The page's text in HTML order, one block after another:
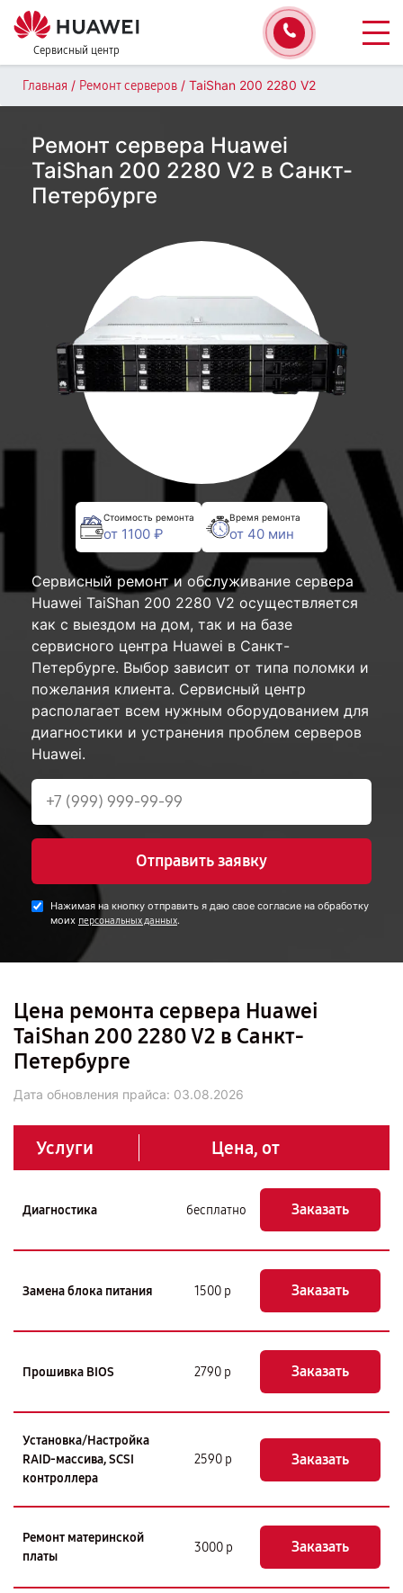
Сервисный центр
Главная / Ремонт серверов / TaiShan 200 2280 V2
Ремонт сервера Huawei
TaiShan 200 2280 V2 в Санкт-
Петербурге
Стоимость ремонта
от 1100 ₽
Время ремонта
от 40 мин
Сервисный ремонт и обслуживание сервера
Huawei TaiShan 200 2280 V2 осуществляется
как с выездом на дом, так и на базе
сервисного центра Huawei в Санкт-
Петербурге. Выбор зависит от типа поломки и
пожелания клиента. Сервисный центр
располагает всем нужным оборудованием для
диагностики и устранения проблем серверов
Huawei.
Отправить заявку
Нажимая на кнопку отправить я даю свое согласие на обработку
моих персональных данных.
Цена ремонта сервера Huawei
TaiShan 200 2280 V2 в Санкт-
Петербурге
Дата обновления прайса: 03.08.2026
Услуги Цена, от
Диагностика бесплатно Заказать
Замена блока питания 1500 р Заказать
Прошивка BIOS 2790 р Заказать
Установка/Настройка
RAID-массива, SCSI
контроллера
2590 р Заказать
Ремонт материнской
платы
3000 р Заказать